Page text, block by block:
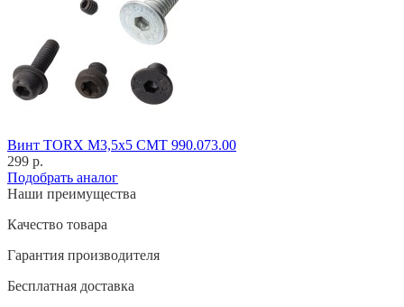
Винт TORX M3,5x5 CMT 990.073.00
299 р.
Подобрать аналог
Наши преимущества
Качество товара
Гарантия производителя
Бесплатная доставка